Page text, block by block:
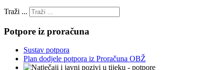
Traži ...
Potpore iz proračuna
Sustav potpora
Plan dodjele potpora iz Proračuna OBŽ